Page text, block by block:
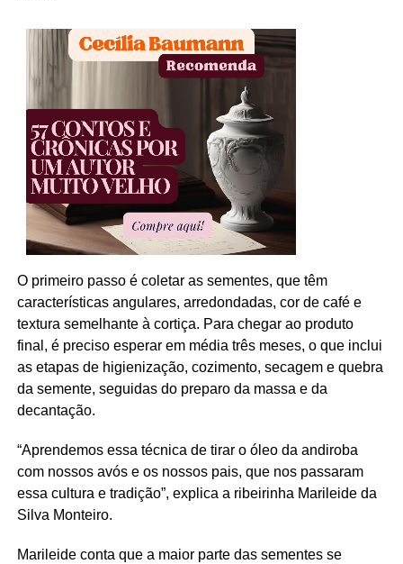
O primeiro passo é coletar as sementes, que têm
características angulares, arredondadas, cor de café e
textura semelhante à cortiça. Para chegar ao produto
final, é preciso esperar em média três meses, o que inclui
as etapas de higienização, cozimento, secagem e quebra
da semente, seguidas do preparo da massa e da
decantação.
“Aprendemos essa técnica de tirar o óleo da andiroba
com nossos avós e os nossos pais, que nos passaram
essa cultura e tradição”, explica a ribeirinha Marileide da
Silva Monteiro.
Marileide conta que a maior parte das sementes se